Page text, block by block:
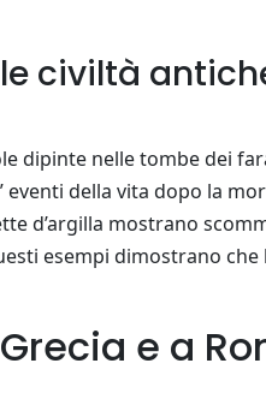
civiltà
dipinte nelle tombe dei
eventi della vita dopo la
d’argilla mostrano
esempi dimostrano
e a